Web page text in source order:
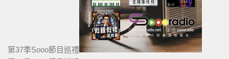
第37季Sooo節目巡禮